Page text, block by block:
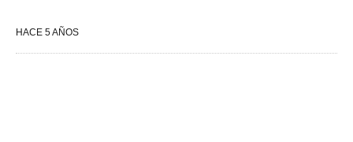
HACE 5 AÑOS